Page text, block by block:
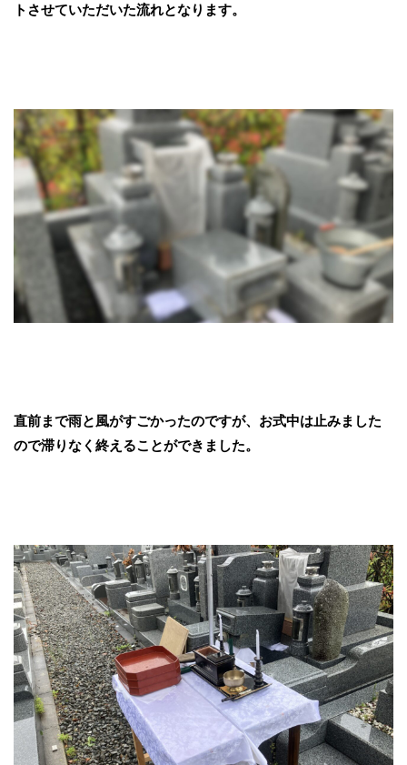
トさせていただいた流れとなります。
直前まで雨と風がすごかったのですが、お式中は止みました
ので滞りなく終えることができました。